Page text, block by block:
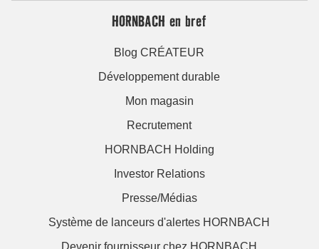
HORNBACH en bref
Blog CRÉATEUR
Développement durable
Mon magasin
Recrutement
HORNBACH Holding
Investor Relations
Presse/Médias
Système de lanceurs d'alertes HORNBACH